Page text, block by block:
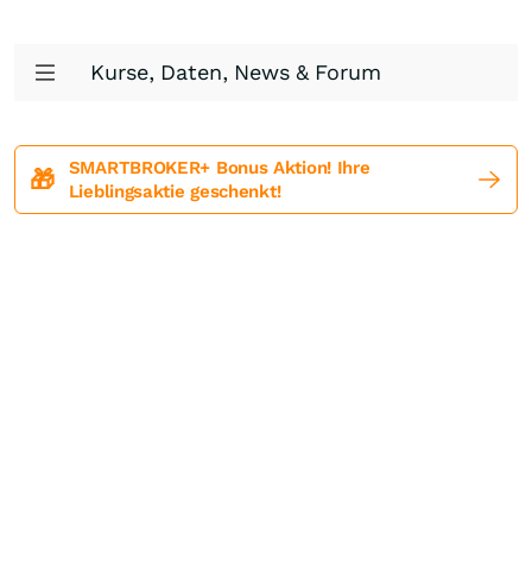
Kurse, Daten, News & Forum
🎁
SMARTBROKER+ Bonus Aktion! Ihre
Lieblingsaktie geschenkt!